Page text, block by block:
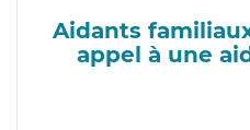
Aidants
appel à une